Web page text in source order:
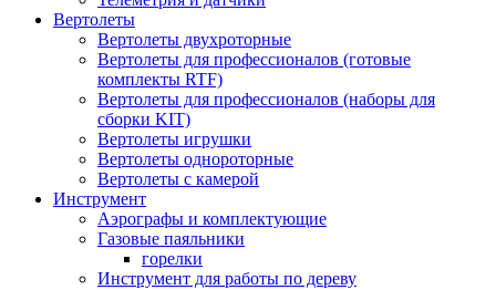
Вертолеты
Вертолеты двухроторные
Вертолеты для профессионалов (готовые
комплекты RTF)
Вертолеты для профессионалов (наборы для
сборки KIT)
Вертолеты игрушки
Вертолеты однороторные
Вертолеты с камерой
Инструмент
Аэрографы и комплектующие
Газовые паяльники
горелки
Инструмент для работы по дереву